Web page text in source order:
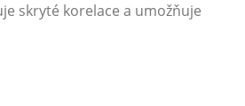
skryté korelace a umožňuje